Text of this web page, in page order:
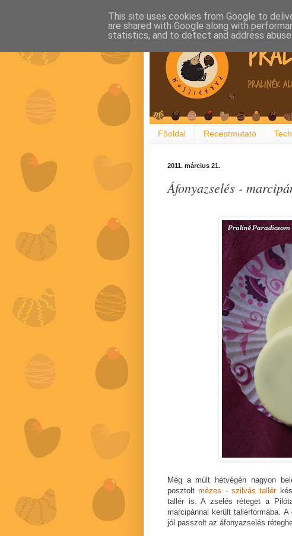
Főoldal Receptmutató
2011. március 21.
Áfonyazselés -
Még a múlt hétvégén nagyon
posztoltmézes - szilvás tallér
tallér is. A zselés réteget a
marcipánnal került tallérformába.
jól passzolt az áfonyazselés
This site uses cookies from Google to
are shared with Google along with
statistics, and to detect and address abuse.